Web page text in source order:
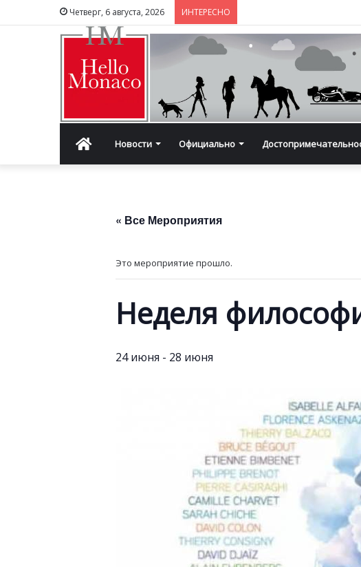
Четверг, 6 августа, 2026 ИНТЕРЕСНО
ГлавнаяНовости Официально
« Все Мероприятия
Это мероприятие прошло.
Неделя
24 июня - 28 июня